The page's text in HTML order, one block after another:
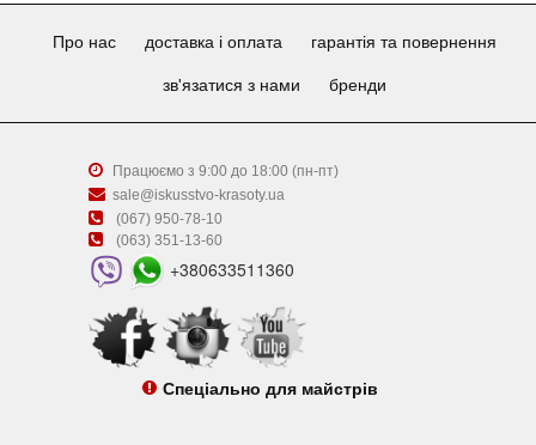
Про нас доставка і оплата гарантія та повернення
зв'язатися з нами бренди
Працюємо з 9:00 до 18:00 (пн-пт)
sale@iskusstvo-krasoty.ua
(067) 950-78-10
(063) 351-13-60
+380633511360
Спеціально для майстрів